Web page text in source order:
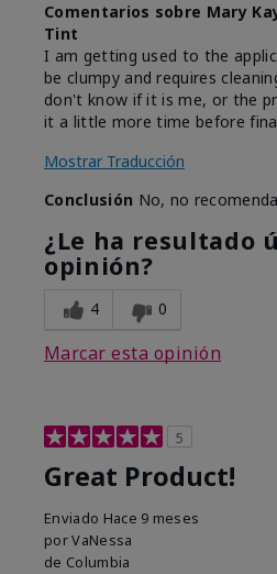
Comentarios sobre Mary
Tint
I am getting used to the
be clumpy and requires
don't know if it is me, or the
it a little more time before
Mostrar Traducción
Conclusión No, no
¿Le ha resultado
opinión?
4 0
Marcar esta opinión
5
Great Product!
Enviado Hace 9 meses
porVaNessa
de Columbia